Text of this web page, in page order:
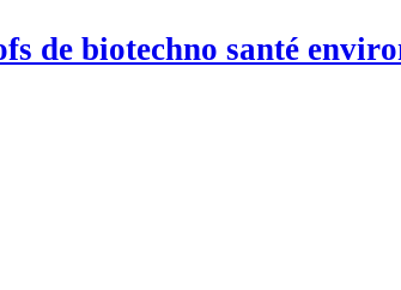
de biotechno santé